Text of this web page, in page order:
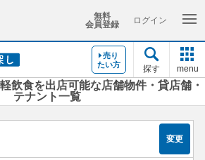
無料
会員登録
ログイン
売り
たい方
探す menu
飲食を出店可能な店舗物件・貸店舗・
テナント一覧
変更